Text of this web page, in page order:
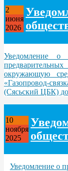
2
июня
2026
Уведомление о
окружающую
«Газопровод-
(Сясьский ЦБК)
10
ноября
2025
Уведомление о